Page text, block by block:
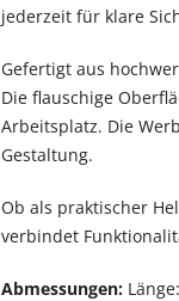
jederzeit für klare
Gefertigt aus
Die flauschige
Arbeitsplatz. Die
Gestaltung.
Ob als praktischer
verbindet
Abmessungen: